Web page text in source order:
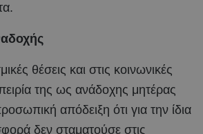
θέσεις και στις κοινωνικές
της ως ανάδοχης μητέρας
απόδειξη ότι για την ίδια
δεν σταματούσε στις